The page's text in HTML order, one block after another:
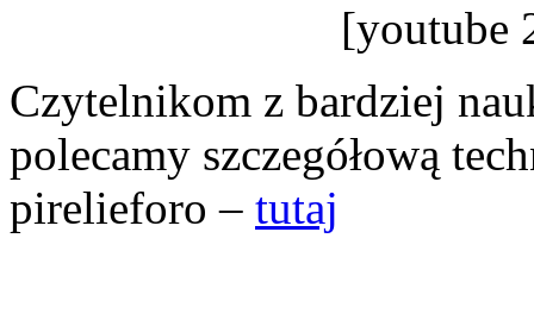
[youtube
Czytelnikom z bardziej
polecamy szczegółową
pirelieforo – tutaj